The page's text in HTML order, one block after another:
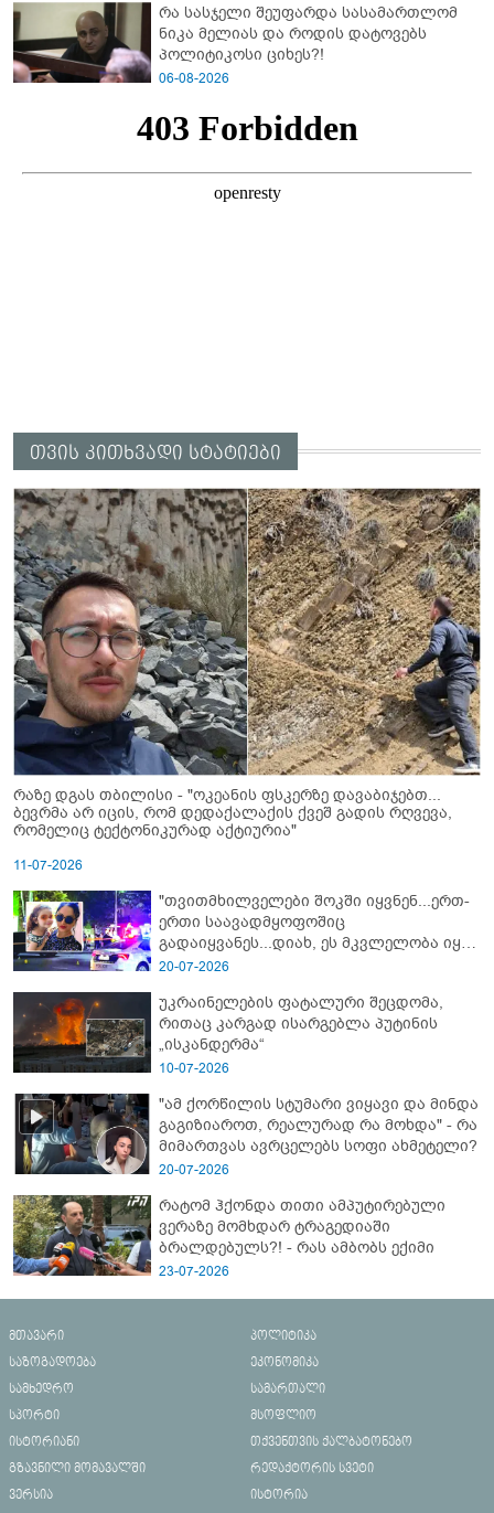
რა სასჯელი შეუფარდა სასამართლომ
ნიკა მელიას და როდის დატოვებს
პოლიტიკოსი ციხეს?!
06-08-2026
თვის კითხვადი სტატიები
რაზე დგას თბილისი - "ოკეანის ფსკერზე დავაბიჯებთ...
ბევრმა არ იცის, რომ დედაქალაქის ქვეშ გადის რღვევა,
რომელიც ტექტონიკურად აქტიურია"
11-07-2026
"თვითმხილველები შოკში იყვნენ...ერთ-
ერთი საავადმყოფოშიც
გადაიყვანეს...დიახ, ეს მკვლელობა იყო"
- გორში დატრიალებული ტრაგედიის
20-07-2026
უკრაინელების ფატალური შეცდომა,
რითაც კარგად ისარგებლა პუტინის
„ისკანდერმა“
10-07-2026
"ამ ქორწილის სტუმარი ვიყავი და მინდა
გაგიზიაროთ, რეალურად რა მოხდა" - რა
მიმართვას ავრცელებს სოფი ახმეტელი?
20-07-2026
რატომ ჰქონდა თითი ამპუტირებული
ვერაზე მომხდარ ტრაგედიაში
ბრალდებულს?! - რას ამბობს ექიმი
23-07-2026
მთავარი
პოლიტიკა
საზოგადოება
ეკონომიკა
სამხედრო
სამართალი
სპორტი
მსოფლიო
ისტორიანი
თქვენთვის ქალბატონებო
გზავნილი მომავალში
რედაქტორის სვეტი
ვერსია
ისტორია